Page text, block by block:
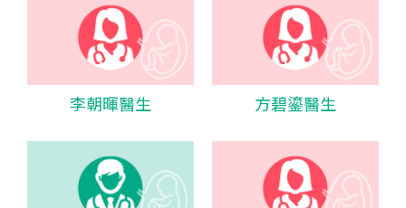
李朝暉醫生 方碧鎏醫生